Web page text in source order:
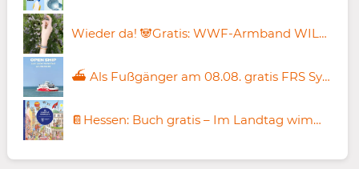
Wieder da! 🐼Gratis: WWF-Armband WILD ABOUT BIODIVERSITY
⛴️ Als Fußgänger am 08.08. gratis FRS Syltfähre fahren
📔Hessen: Buch gratis – Im Landtag wimmelt’s